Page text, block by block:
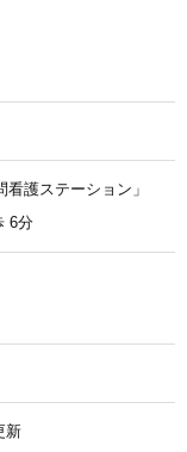
護ステーション」
6分
新